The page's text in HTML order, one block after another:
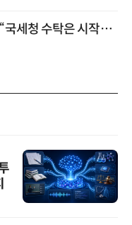
국세청 수탁은 시작…